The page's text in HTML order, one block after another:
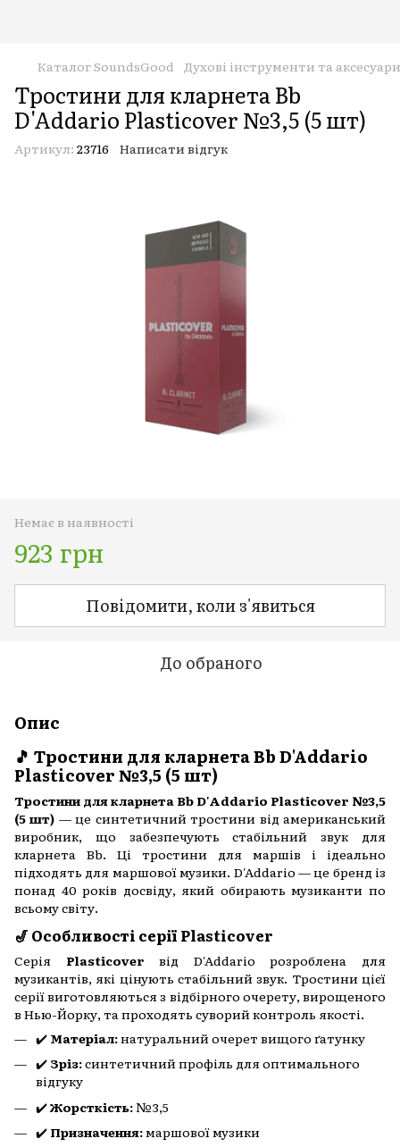
Каталог SoundsGood Духові інструменти та аксесуари
Тростини для кларнета Bb
D'Addario Plasticover №3,5 (5 шт)
Артикул: 23716 Написати відгук
Немає в наявності
923 грн
Повідомити, коли з'явиться
До обраного
Опис
🎵 Тростини для кларнета Bb D'Addario
Plasticover №3,5 (5 шт)
Тростини для кларнета Bb D'Addario Plasticover №3,5
(5 шт) — це синтетичний тростини від американський
виробник, що забезпечують стабільний звук для
кларнета Bb. Ці тростини для маршів і ідеально
підходять для маршової музики. D'Addario — це бренд із
понад 40 років досвіду, який обирають музиканти по
всьому світу.
🎷 Особливості серії Plasticover
Серія Plasticover від D'Addario розроблена для
музикантів, які цінують стабільний звук. Тростини цієї
серії виготовляються з відбірного очерету, вирощеного
в Нью-Йорку, та проходять суворий контроль якості.
✔️ Матеріал:натуральний очерет вищого ґатунку
✔️ Зріз:синтетичний профіль для оптимального
відгуку
✔️Жорсткість:№3,5
✔️ Призначення:маршової музики